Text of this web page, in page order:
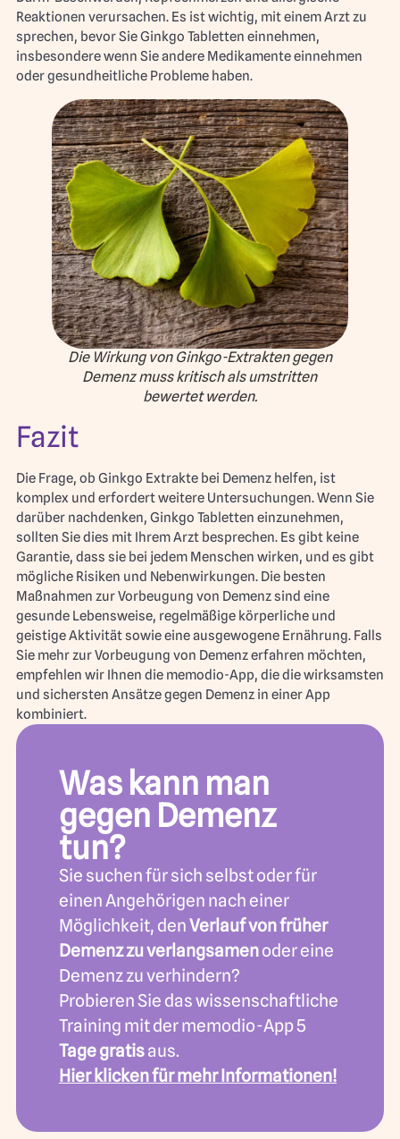
Reaktionen verursachen. Es ist wichtig, mit einem Arzt zu
sprechen, bevor Sie Ginkgo Tabletten einnehmen,
insbesondere wenn Sie andere Medikamente einnehmen
oder gesundheitliche Probleme haben.
Die Wirkung von Ginkgo-Extrakten gegen
Demenz muss kritisch als umstritten
bewertet werden.
Fazit
Die Frage, ob Ginkgo Extrakte bei Demenz helfen, ist
komplex und erfordert weitere Untersuchungen. Wenn Sie
darüber nachdenken, Ginkgo Tabletten einzunehmen,
sollten Sie dies mit Ihrem Arzt besprechen. Es gibt keine
Garantie, dass sie bei jedem Menschen wirken, und es gibt
mögliche Risiken und Nebenwirkungen. Die besten
Maßnahmen zur Vorbeugung von Demenz sind eine
gesunde Lebensweise, regelmäßige körperliche und
geistige Aktivität sowie eine ausgewogene Ernährung. Falls
Sie mehr zur Vorbeugung von Demenz erfahren möchten,
empfehlen wir Ihnen die memodio-App, die die wirksamsten
und sichersten Ansätze gegen Demenz in einer App
kombiniert.
Was kann man
gegen Demenz
tun?
Sie suchen für sich selbst oder für
einen Angehörigen nach einer
Möglichkeit, denVerlauf von früher
Demenz zu verlangsamenoder eine
Demenz zu verhindern?
Probieren Sie das wissenschaftliche
Training mit der memodio-App 5
Tage gratisaus.
Hier klicken für mehr Informationen!